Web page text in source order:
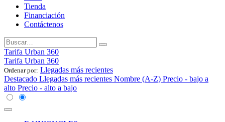
Tienda
Financiación
Contáctenos
Tarifa Urban 360
Tarifa Urban 360
Ordenar por: Llegadas más recientes
Destacado Llegadas más recientes Nombre (A-Z) Precio - bajo a
alto Precio - alto a bajo